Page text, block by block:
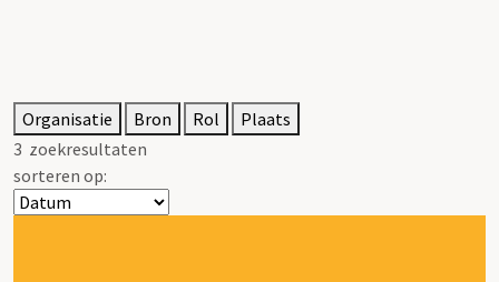
Organisatie Bron Rol
Plaats
3 zoekresultaten
sorteren op: